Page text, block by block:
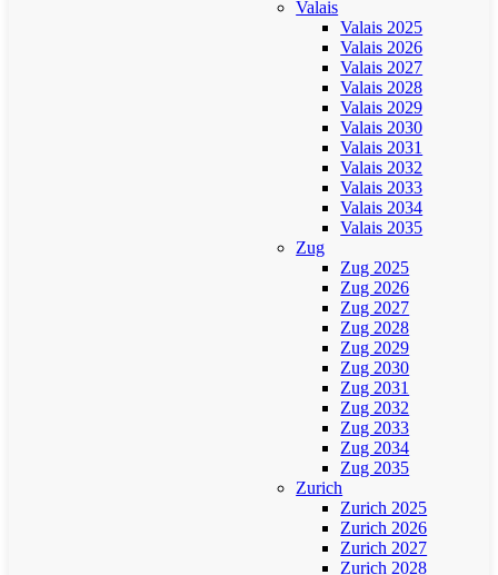
Valais
Valais 2025
Valais 2026
Valais 2027
Valais 2028
Valais 2029
Valais 2030
Valais 2031
Valais 2032
Valais 2033
Valais 2034
Valais 2035
Zug
Zug 2025
Zug 2026
Zug 2027
Zug 2028
Zug 2029
Zug 2030
Zug 2031
Zug 2032
Zug 2033
Zug 2034
Zug 2035
Zurich
Zurich 2025
Zurich 2026
Zurich 2027
Zurich 2028